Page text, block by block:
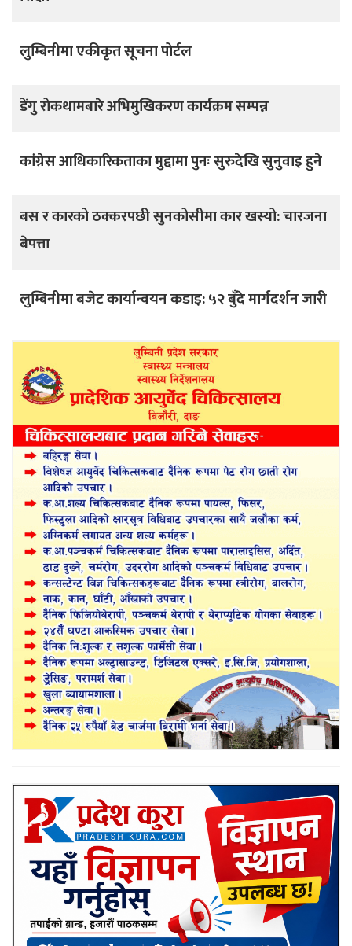
लुम्बिनीमा एकीकृत सूचना पोर्टल
डेंगु रोकथामबारे अभिमुखिकरण कार्यक्रम सम्पन्न
कांग्रेस आधिकारिकताका मुद्दामा पुनः सुरुदेखि सुनुवाइ हुने
बस र कारको ठक्करपछी सुनकोसीमा कार खस्यो: चारजना
बेपत्ता
लुम्बिनीमा बजेट कार्यान्वयन कडाइ: ५२ बुँदे मार्गदर्शन जारी